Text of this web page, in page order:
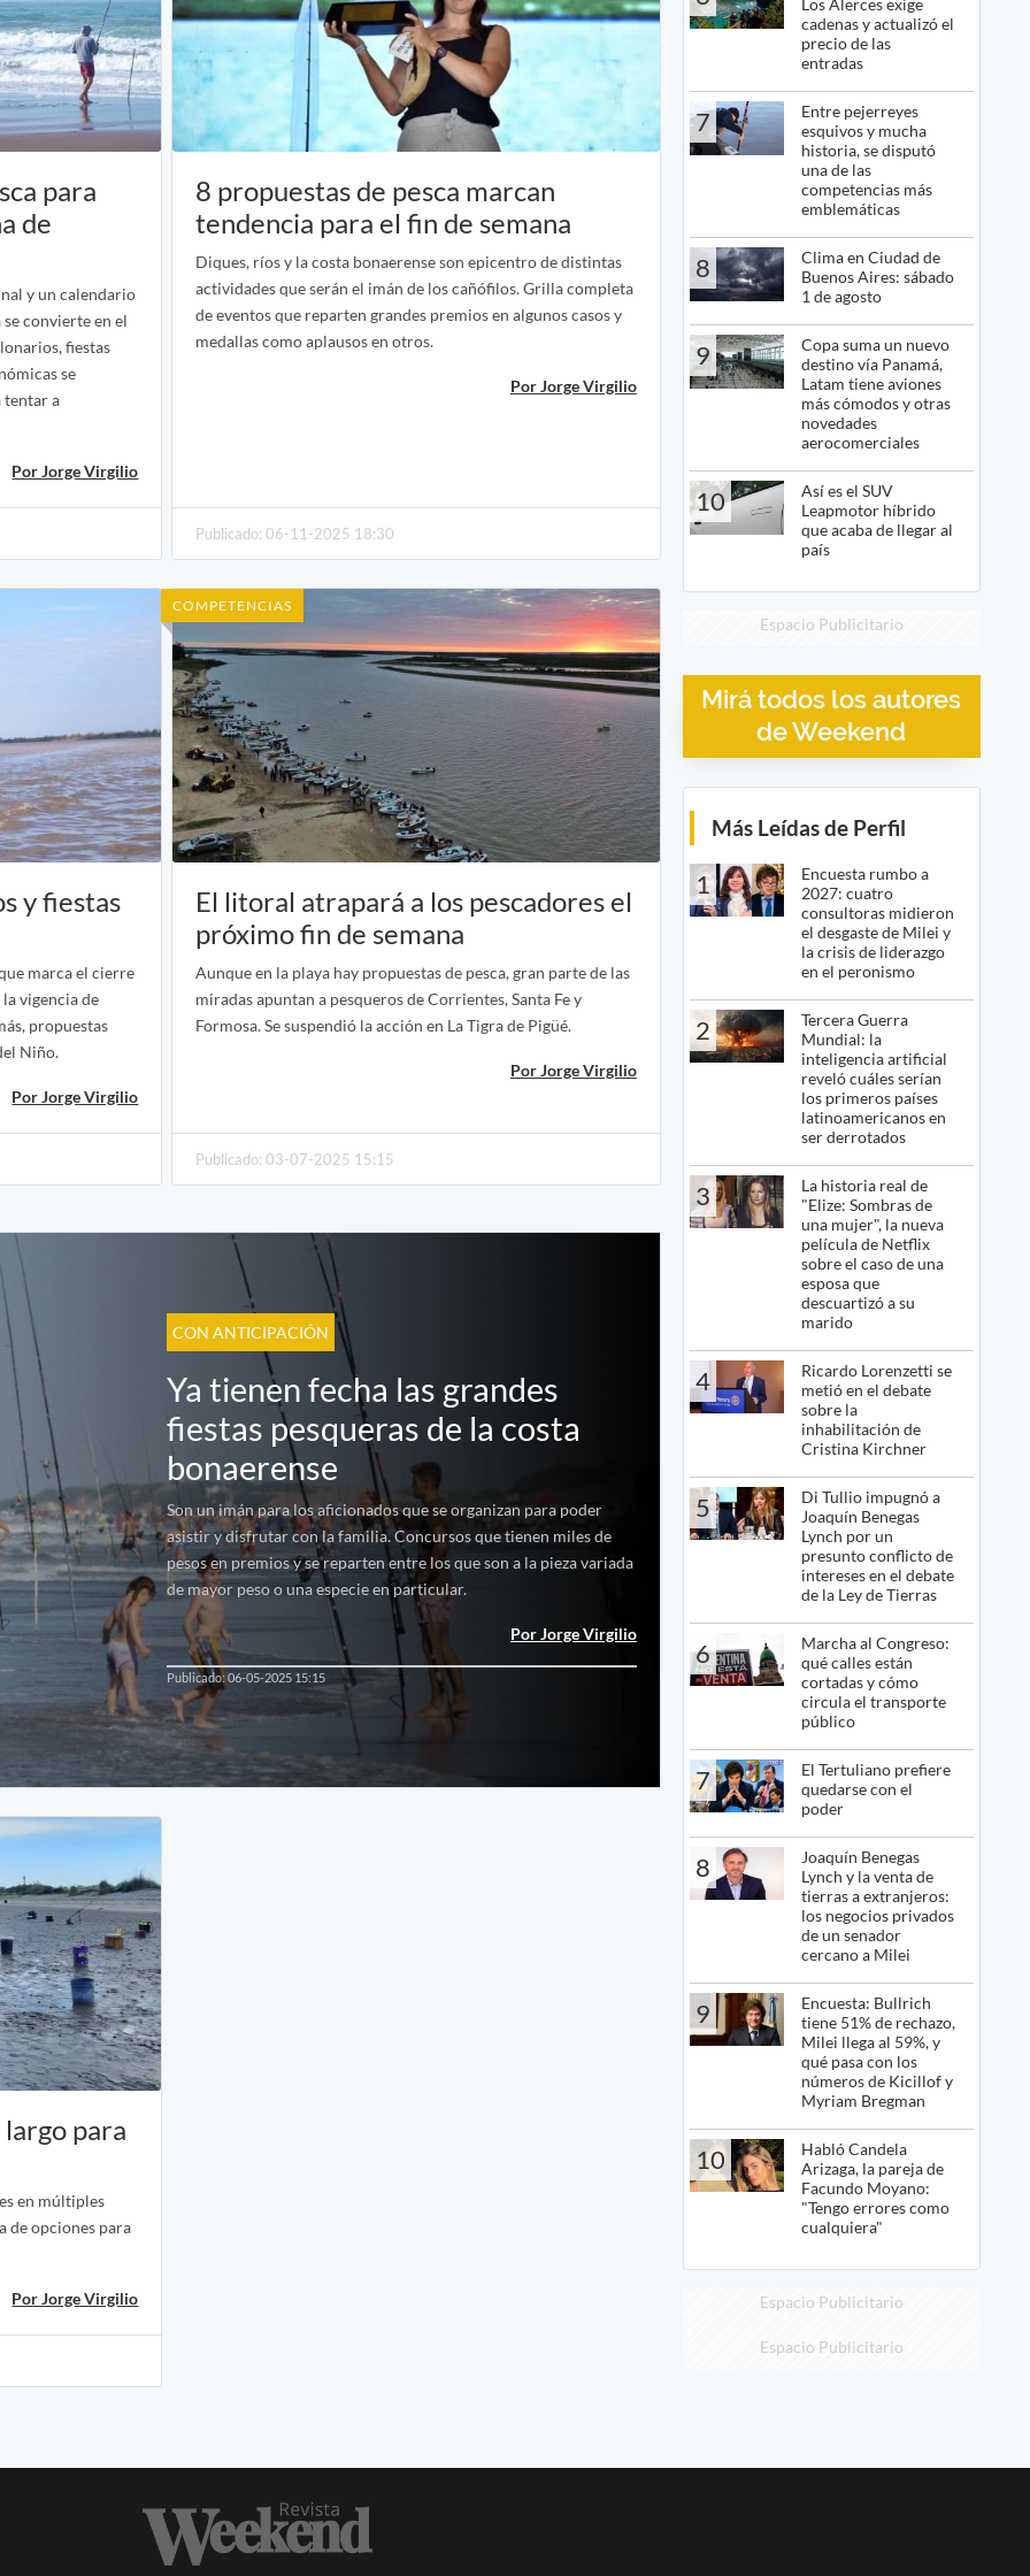
para
de
y un calendario
convierte en el
fiestas
se
tentar a
Por Jorge Virgilio
8 propuestas de pesca marcan
tendencia para el fin de semana
Diques, ríos y la costa bonaerense son epicentro de distintas
actividades que serán el imán de los cañófilos. Grilla completa
de eventos que reparten grandes premios en algunos casos y
medallas como aplausos en otros.
Por Jorge Virgilio
Publicado: 06-11-2025 18:30
y fiestas
marca el cierre
vigencia de
propuestas
Niño.
Por Jorge Virgilio
COMPETENCIAS
El litoral atrapará a los pescadores el
próximo fin de semana
Aunque en la playa hay propuestas de pesca, gran parte de las
miradas apuntan a pesqueros de Corrientes, Santa Fe y
Formosa. Se suspendió la acción en La Tigra de Pigüé.
Por Jorge Virgilio
Publicado: 03-07-2025 15:15
CON ANTICIPACIÓN
Ya tienen fecha las grandes
fiestas pesqueras de la costa
bonaerense
Son un imán para los aficionados que se organizan para poder
asistir y disfrutar con la familia. Concursos que tienen miles de
pesos en premios y se reparten entre los que son a la pieza variada
de mayor peso o una especie en particular.
Por Jorge Virgilio
Publicado: 06-05-2025 15:15
para
en múltiples
de opciones para
Por Jorge Virgilio
Los Alerces exige
cadenas y actualizó el
precio de las
entradas
7
Entre pejerreyes
esquivos y mucha
historia, se disputó
una de las
competencias más
emblemáticas
8
Clima en Ciudad de
Buenos Aires: sábado
1 de agosto
9
Copa suma un nuevo
destino vía Panamá,
Latam tiene aviones
más cómodos y otras
novedades
aerocomerciales
10
Así es el SUV
Leapmotor híbrido
que acaba de llegar al
país
Espacio Publicitario
Mirá todos los autores
de Weekend
Más Leídas de Perfil
1
Encuesta rumbo a
2027: cuatro
consultoras midieron
el desgaste de Milei y
la crisis de liderazgo
en el peronismo
2
Tercera Guerra
Mundial: la
inteligencia artificial
reveló cuáles serían
los primeros países
latinoamericanos en
ser derrotados
3
La historia real de
"Elize: Sombras de
una mujer", la nueva
película de Netflix
sobre el caso de una
esposa que
descuartizó a su
marido
4
Ricardo Lorenzetti se
metió en el debate
sobre la
inhabilitación de
Cristina Kirchner
5
Di Tullio impugnó a
Joaquín Benegas
Lynch por un
presunto conflicto de
intereses en el debate
de la Ley de Tierras
6
Marcha al Congreso:
qué calles están
cortadas y cómo
circula el transporte
público
7
El Tertuliano prefiere
quedarse con el
poder
8
Joaquín Benegas
Lynch y la venta de
tierras a extranjeros:
los negocios privados
de un senador
cercano a Milei
9
Encuesta: Bullrich
tiene 51% de rechazo,
Milei llega al 59%, y
qué pasa con los
números de Kicillof y
Myriam Bregman
10
Habló Candela
Arizaga, la pareja de
Facundo Moyano:
"Tengo errores como
cualquiera"
Espacio Publicitario
Espacio Publicitario